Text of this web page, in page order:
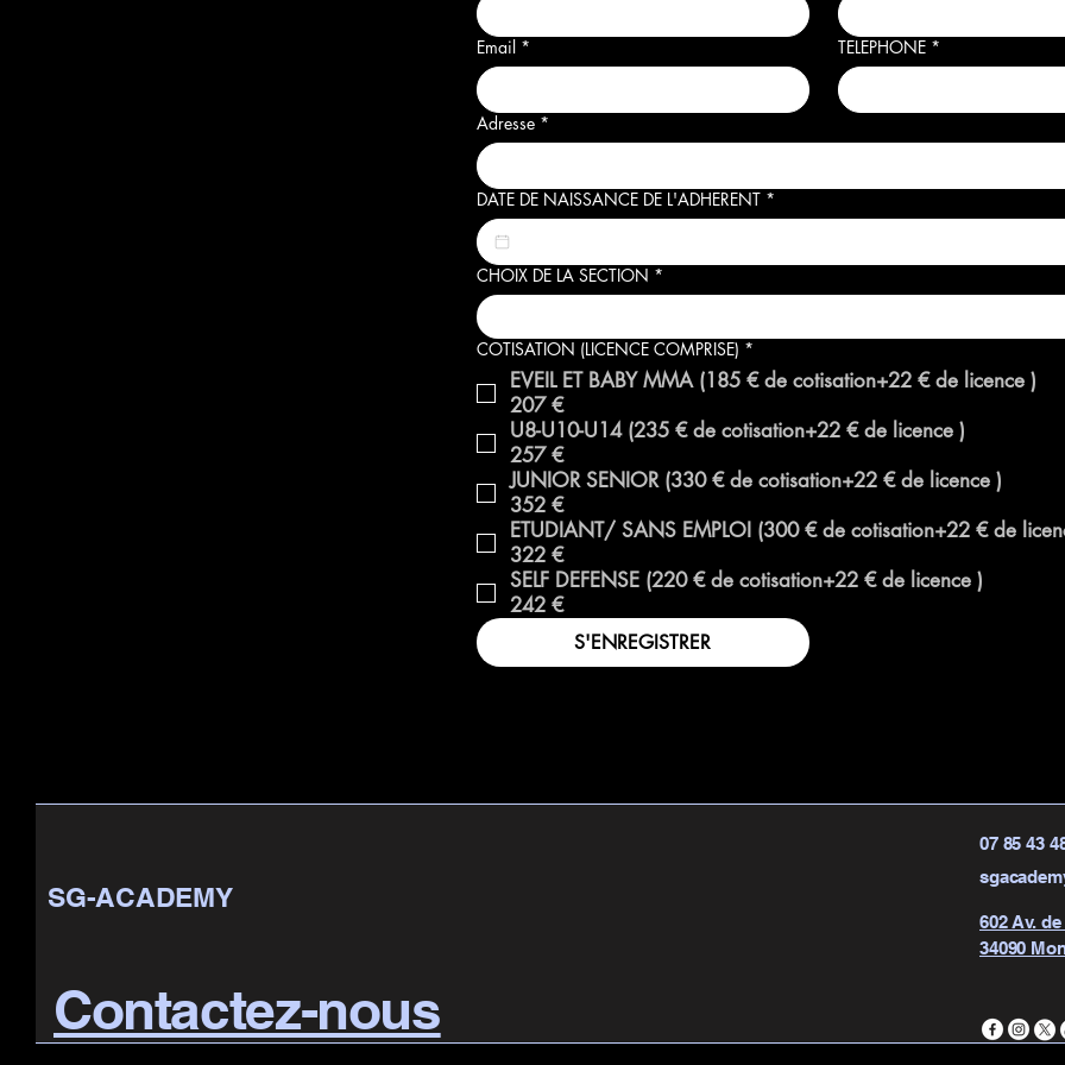
Email * TELEPHONE *
Adresse *
DATE DE NAISSANCE DE L'ADHERENT *
CHOIX DE LA SECTION *
COTISATION (LICENCE COMPRISE) *
EVEIL ET BABY MMA (185 € de cotisation+22 € de licence )
207 €
U8-U10-U14 (235 € de cotisation+22 € de licence )
257 €
JUNIOR SENIOR (330 € de cotisation+22 € de licence )
352 €
ETUDIANT/ SANS EMPLOI (300 € de cotisation+22 € de
322 €
SELF DEFENSE (220 € de cotisation+22 € de licence )
242 €
S'ENREGISTRER
SG-ACADEMY
Contactez-nous
07 85 43
602 Av.
34090